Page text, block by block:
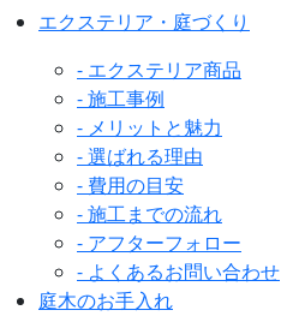
エクステリア・庭づくり
- エクステリア商品
- 施工事例
- メリットと魅力
- 選ばれる理由
- 費用の目安
- 施工までの流れ
- アフターフォロー
- よくあるお問い合わせ
庭木のお手入れ